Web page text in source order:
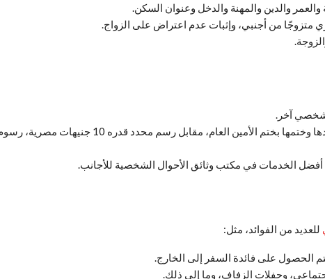
والدين والمهنة والدخل وعنوان السكن.
متزوجًا من أجنبي، وإثبات عدم اعتراض على الزواج.
شخصي آخر.
مقابل رسم محدد قدره 10 جنيهات مصرية، رسوم الأمين العام فقط.
الخدمات في مكتب وثائق الأحوال الشخصية للأجانب.
للعديد من الفوائد، مثل:
الحصول على فائدة السفر إلى الخارج.
وحفلات الزفاف، وما إلى ذلك.